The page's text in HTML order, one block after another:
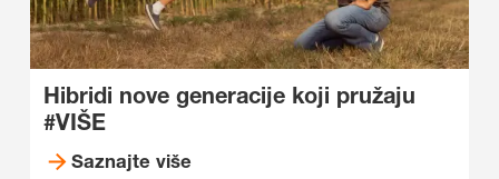
Hibridi nove generacije koji pružaju
#VIŠE
Saznajte više